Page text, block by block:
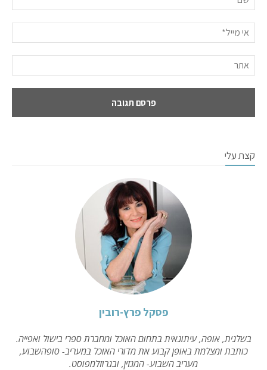
קצת עלי
פסקל פרץ-רובין
בשלנית, אופה, עיתונאית בתחום האוכל ומחברת ספרי בישול ואפייה.
כותבת ומצלמת באופן קבוע את מדורי האוכל במעריב- סופהשבוע,
מעריב השבוע- המגזין, ובגרוזלמפוסט.